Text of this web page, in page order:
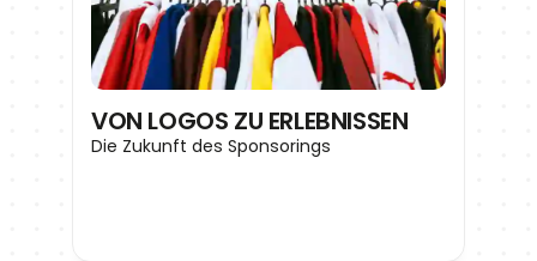
VON LOGOS ZU ERLEBNISSEN
Die Zukunft des Sponsorings